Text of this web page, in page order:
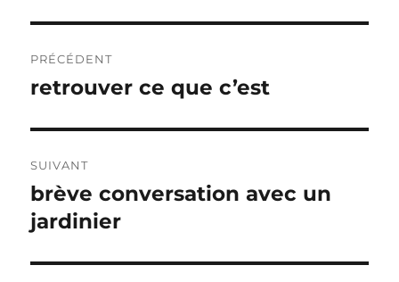
de
PRÉCÉDENT
Publication
retrouver ce que c’est
SUIVANT
Publication
suivante :
brève conversation avec un
jardinier